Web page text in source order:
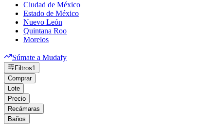
Ciudad de México
Estado de México
Nuevo León
Quintana Roo
Morelos
Súmate a Mudafy
Filtros1
Comprar
Lote
Precio
Recámaras
Baños